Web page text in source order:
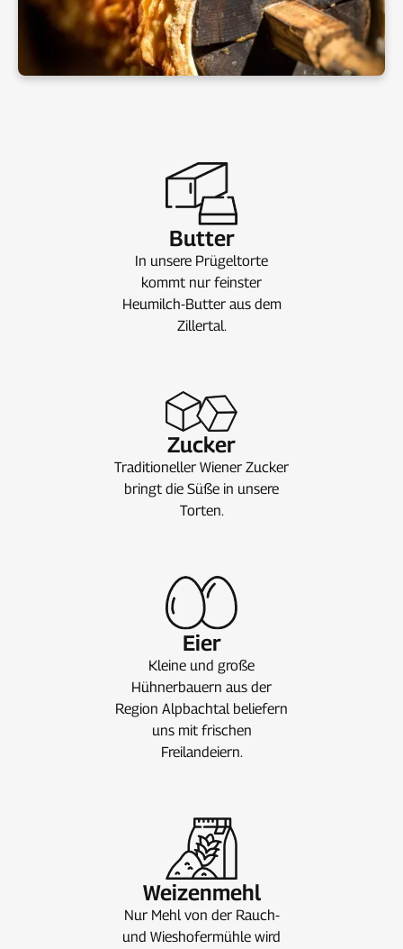
Butter
In unsere Prügeltorte
kommt nur feinster
Heumilch-Butter aus dem
Zillertal.
Zucker
Traditioneller Wiener Zucker
bringt die Süße in unsere
Torten.
Eier
Kleine und große
Hühnerbauern aus der
Region Alpbachtal beliefern
uns mit frischen
Freilandeiern.
Weizenmehl
Nur Mehl von der Rauch-
und Wieshofermühle wird